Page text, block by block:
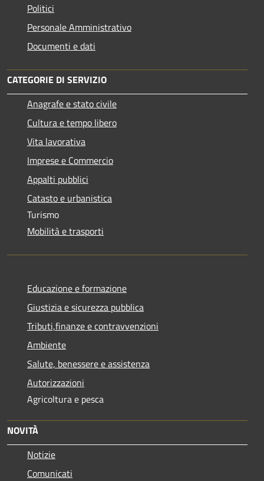
Politici
Personale Amministrativo
Documenti e dati
CATEGORIE DI SERVIZIO
Anagrafe e stato civile
Cultura e tempo libero
Vita lavorativa
Imprese e Commercio
Appalti pubblici
Catasto e urbanistica
Turismo
Mobilità e trasporti
Educazione e formazione
Giustizia e sicurezza pubblica
Tributi,finanze e contravvenzioni
Ambiente
Salute, benessere e assistenza
Autorizzazioni
Agricoltura e pesca
NOVITÀ
Notizie
Comunicati